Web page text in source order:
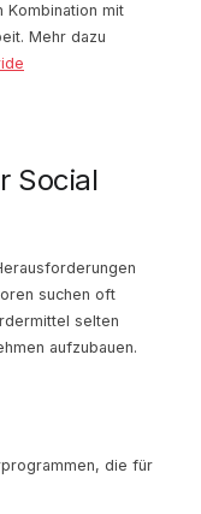
Kombination mit
Mehr dazu
Social
suchen oft
selten
aufzubauen.
die für